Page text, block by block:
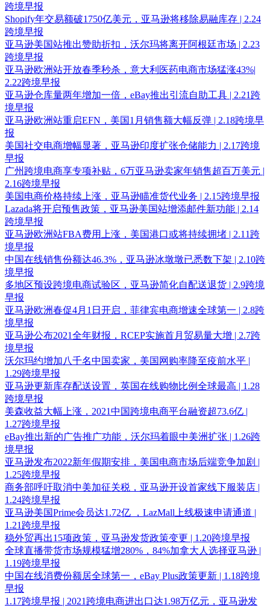
跨境早报
Shopify年交易额破1750亿美元，亚马逊将移除易融库存 | 2.24
跨境早报
亚马逊美国站推出赞助折扣，沃尔玛将离开阿根廷市场 | 2.23
跨境早报
亚马逊欧洲站开放春季秒杀，意大利医药电商市场猛涨43%|
2.22跨境早报
亚马逊仓库量两年增加一倍，eBay推出引流自助工具 | 2.21跨
境早报
亚马逊欧洲站重启EFN，美国1月销售额大幅反弹 | 2.18跨境早
报
美国社交电商增幅显著，亚马逊印度扩张仓储能力 | 2.17跨境
早报
广州跨境电商享专项补贴，6万亚马逊卖家年销售超百万美元 |
2.16跨境早报
美国电商价格持续上涨，亚马逊瞄准货代业务 | 2.15跨境早报
Lazada将开启预售政策，亚马逊美国站增添邮件新功能 | 2.14
跨境早报
亚马逊欧洲站FBA费用上涨，美国港口或将持续拥堵 | 2.11跨
境早报
中国在线销售份额达46.3%，亚马逊冰墩墩已悉数下架 | 2.10跨
境早报
多地区预设跨境电商试验区，亚马逊简化自配送退货 | 2.9跨境
早报
亚马逊欧洲春促4月1日开启，菲律宾电商增速全球第一 | 2.8跨
境早报
亚马逊公布2021全年财报，RCEP实施首月贸易量大增 | 2.7跨
境早报
沃尔玛约增加八千名中国卖家，美国网购率降至疫前水平 |
1.29跨境早报
亚马逊更新库存配送设置，英国在线购物比例全球最高 | 1.28
跨境早报
美森收益大幅上涨，2021中国跨境电商平台融资超73.6亿 |
1.27跨境早报
eBay推出新的广告推广功能，沃尔玛着眼中美洲扩张 | 1.26跨
境早报
亚马逊发布2022新年假期安排，美国电商市场后端竞争加剧 |
1.25跨境早报
商务部呼吁取消中美加征关税，亚马逊开设首家线下服装店 |
1.24跨境早报
亚马逊美国Prime会员达1.72亿 ，LazMall上线极速申请通道 |
1.21跨境早报
稳外贸再出15项政策，亚马逊发货政策变更 | 1.20跨境早报
全球直播带货市场规模猛增280%，84%加拿大人选择亚马逊 |
1.19跨境早报
中国在线消费份额居全球第一，eBay Plus政策更新 | 1.18跨境
早报
1.17跨境早报 | 2021跨境电商进出口达1.98万亿元，亚马逊发